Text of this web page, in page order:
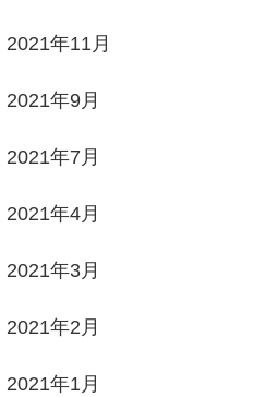
2021年11月
2021年9月
2021年7月
2021年4月
2021年3月
2021年2月
2021年1月